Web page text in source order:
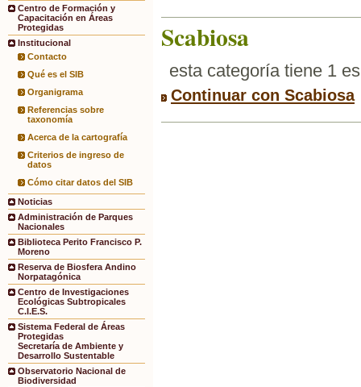
Centro de Formación y
Capacitación en Áreas
Protegidas
Institucional
Contacto
Qué es el SIB
Organigrama
Referencias sobre
taxonomía
Acerca de la cartografía
Criterios de ingreso de
datos
Cómo citar datos del SIB
Noticias
Administración de Parques
Nacionales
Biblioteca Perito Francisco P.
Moreno
Reserva de Biosfera Andino
Norpatagónica
Centro de Investigaciones
Ecológicas Subtropicales
C.I.E.S.
Sistema Federal de Áreas
Protegidas
Secretaría de Ambiente y
Desarrollo Sustentable
Observatorio Nacional de
Biodiversidad
Scabiosa
esta categoría tiene 1
Continuar con Scabiosa